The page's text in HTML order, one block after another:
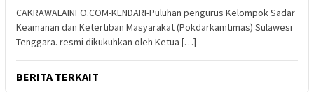
CAKRAWALAINFO.COM-KENDARI-Puluhan pengurus Kelompok Sadar
Keamanan dan Ketertiban Masyarakat (Pokdarkamtimas) Sulawesi
Tenggara. resmi dikukuhkan oleh Ketua […]
BERITA TERKAIT